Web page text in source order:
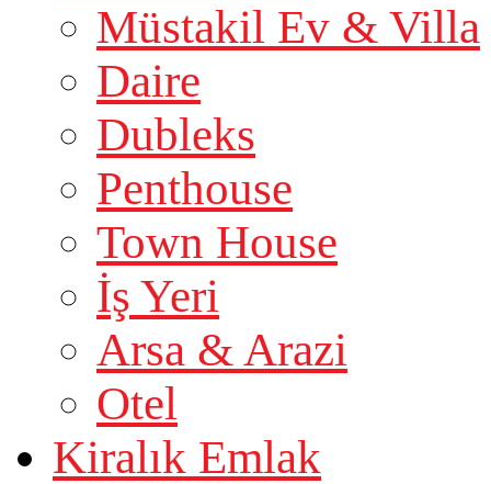
Müstakil Ev & Villa
Daire
Dubleks
Penthouse
Town House
İş Yeri
Arsa & Arazi
Otel
Kiralık Emlak